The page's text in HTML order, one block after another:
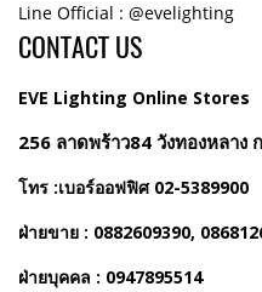
Line Official : @evelighting
CONTACT US
EVE Lighting Online Stores
256 ลาดพร้าว84 วังทองหลาง
โทร :เบอร์ออฟฟิศ 02-5389900
ฝ่ายขาย : 0882609390,
ฝ่ายบุคคล : 0947895514